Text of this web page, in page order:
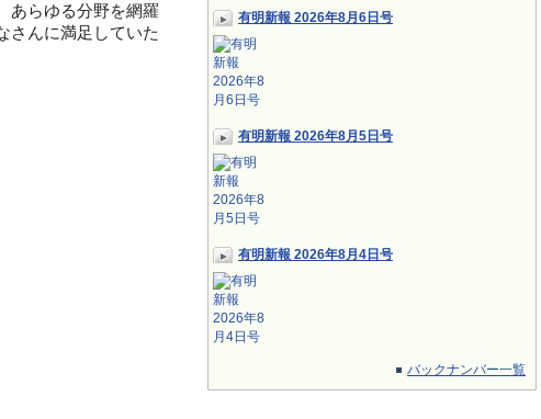
有明新報 2026年8月6日号
有明新報 2026年8月5日号
有明新報 2026年8月4日号
バックナンバー一覧
あらゆる分野を網羅
さんに満足していた